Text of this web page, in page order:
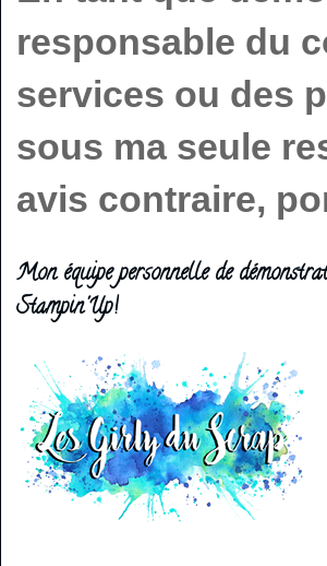
responsable du
services ou des
sous ma seule
avis contraire,
Mon équipe personnelle de
Stampin'Up!